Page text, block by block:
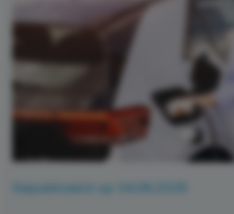
Gepubliceerd op 04.06.2026